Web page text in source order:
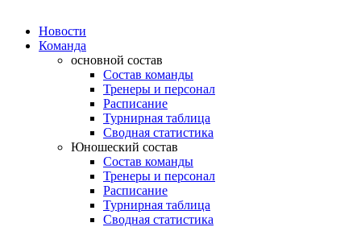
Новости
Команда
основной состав
Состав команды
Тренеры и персонал
Расписание
Турнирная таблица
Сводная статистика
Юношеский состав
Состав команды
Тренеры и персонал
Расписание
Турнирная таблица
Сводная статистика